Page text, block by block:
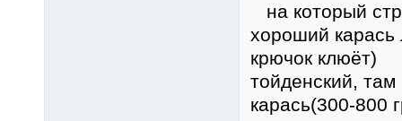
на который
хороший карась
крючок клюёт)
тойденский, там
карась(300-800